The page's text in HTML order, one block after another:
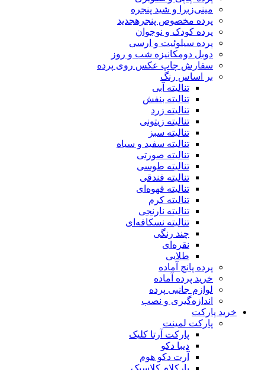
مینی‌زبرا و شید پنجره
پرده مخصوص پنجرهجدید
پرده کودک و نوجوان
پرده سیلوئیت و ارسی
دوبل دومکانیزه شب و روز
سفارش چاپ عکس روی پرده
بر اساس رنگ
تنالیته آبی
تنالیته بنفش
تنالیته زرد
تنالیته زیتونی
تنالیته سبز
تنالیته سفید و سیاه
تنالیته صورتی
تنالیته طوسی
تنالیته فندقی
تنالیته قهوه‌ای
تنالیته کرم
تنالیته نارنجی
تنالیته نسکافه‌ای
چند رنگی
نقره‌ای
طلایی
پرده پانچ آماده
خرید پرده آماده
لوازم جانبی پرده
اندازه‌گیری و نصب
خرید پارکت
پارکت لمینت
پارکت آرتا کلیک
دیبا دکو
آرت دکو هوم
پارکلام کلاسیک